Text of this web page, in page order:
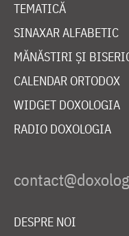
TEMATICĂ
SINAXAR ALFABETIC
MĂNĂSTIRI ȘI
CALENDAR ORTODOX
WIDGET DOXOLOGIA
RADIO DOXOLOGIA
DESPRE NOI